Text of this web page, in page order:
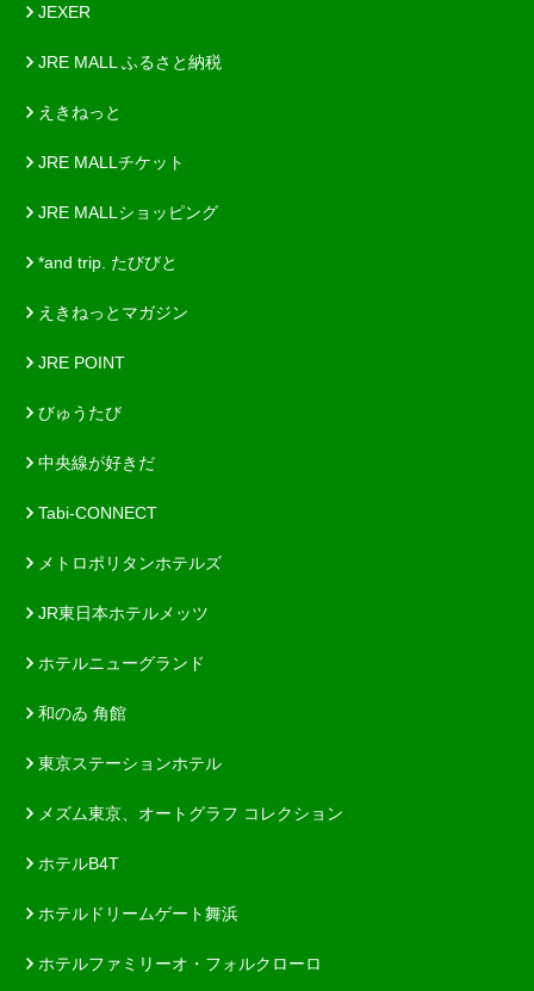
JEXER
JRE MALL ふるさと納税
えきねっと
JRE MALLチケット
JRE MALLショッピング
*and trip. たびびと
えきねっとマガジン
JRE POINT
びゅうたび
中央線が好きだ
Tabi-CONNECT
メトロポリタンホテルズ
JR東日本ホテルメッツ
ホテルニューグランド
和のゐ 角館
東京ステーションホテル
メズム東京、オートグラフ コレクション
ホテルB4T
ホテルドリームゲート舞浜
ホテルファミリーオ・フォルクローロ